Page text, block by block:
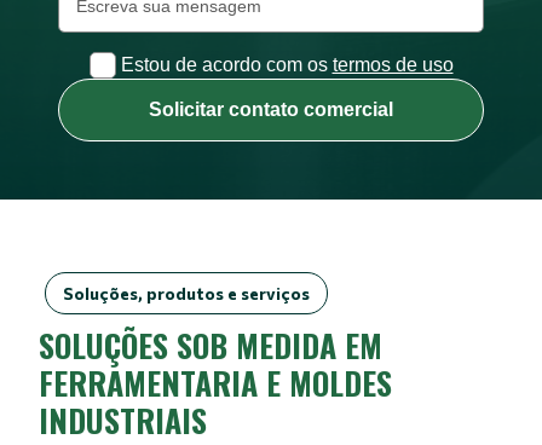
Estou de acordo com os termos de uso
Solicitar contato comercial
Soluções, produtos e serviços
SOLUÇÕES SOB MEDIDA EM
FERRAMENTARIA E MOLDES
INDUSTRIAIS